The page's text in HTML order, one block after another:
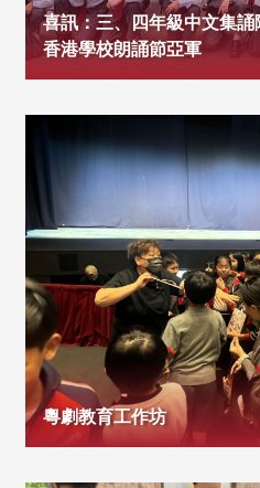
喜訊：三、四年級中文集
香港學校朗誦節亞軍
粵劇教育工作坊